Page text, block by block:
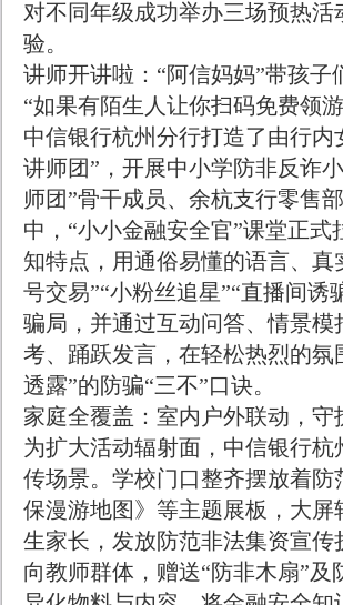
对不同年级成功举办三场预热
验。
讲师开讲啦：“阿信妈妈”带孩子
“如果有陌生人让你扫码免费领
中信银行杭州分行打造了由行
讲师团”，开展中小学防非反诈
师团”骨干成员、余杭支行零售
中，“小小金融安全官”课堂正
知特点，用通俗易懂的语言、
号交易”“小粉丝追星”“直播间
骗局，并通过互动问答、情景
考、踊跃发言，在轻松热烈的
透露”的防骗“三不”口诀。
家庭全覆盖：室内户外联动，守
为扩大活动辐射面，中信银行
传场景。学校门口整齐摆放着
保漫游地图》等主题展板，大
生家长，发放防范非法集资宣
向教师群体，赠送“防非木扇”